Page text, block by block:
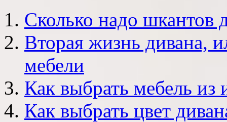
Сколько надо шкантов
Вторая жизнь дивана,
мебели
Как выбрать мебель из
Как выбрать цвет